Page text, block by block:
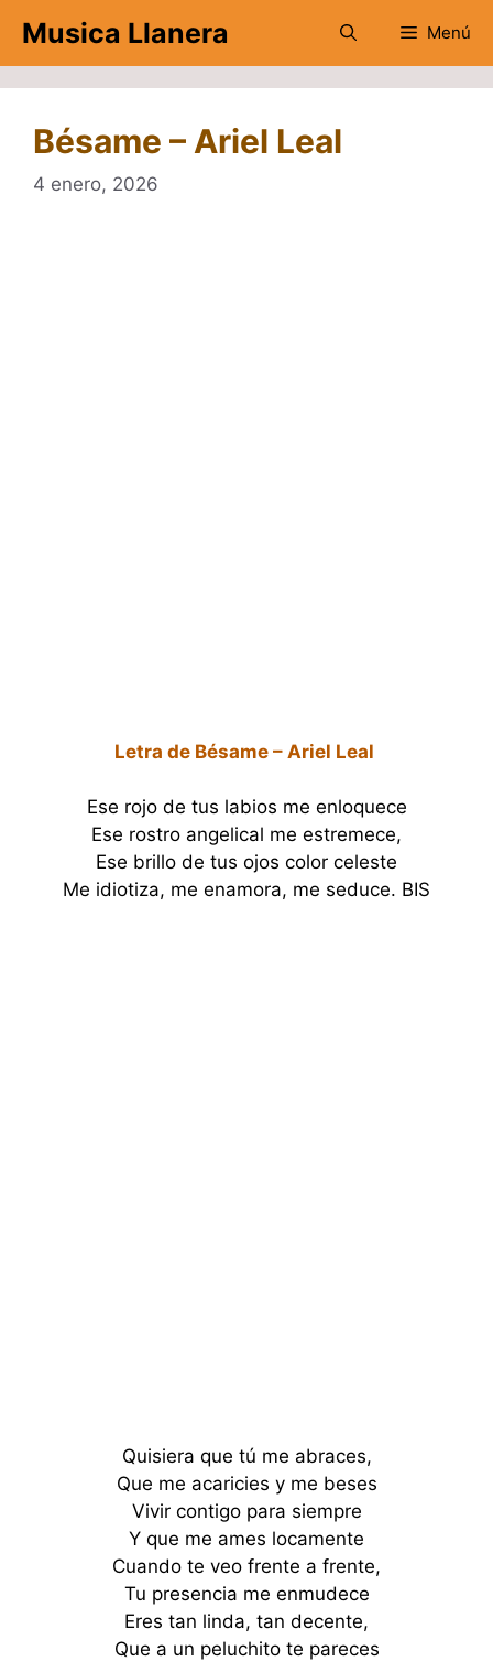
contenido
Musica Llanera Menú
Bésame – Ariel Leal
4 enero, 2026
Letra de Bésame – Ariel Leal
Ese rojo de tus labios me enloquece
Ese rostro angelical me estremece,
Ese brillo de tus ojos color celeste
Me idiotiza, me enamora, me seduce. BIS
Quisiera que tú me abraces,
Que me acaricies y me beses
Vivir contigo para siempre
Y que me ames locamente
Cuando te veo frente a frente,
Tu presencia me enmudece
Eres tan linda, tan decente,
Que a un peluchito te pareces